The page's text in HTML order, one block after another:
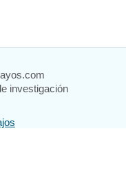
investigación